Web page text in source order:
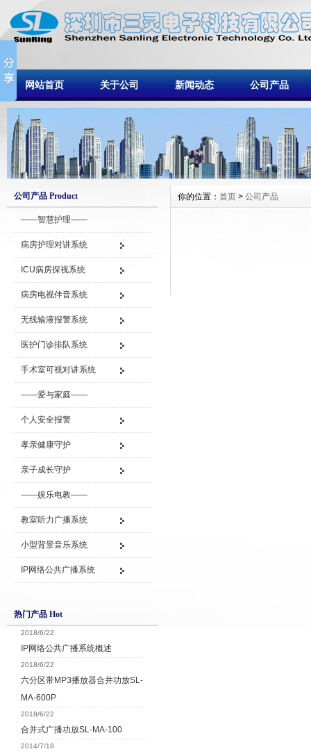
网站首页 关于公司 新闻动态 公司产品
公司产品 Product
——智慧护理——
病房护理对讲系统
ICU病房探视系统
病房电视伴音系统
无线输液报警系统
医护门诊排队系统
手术室可视对讲系统
——爱与家庭——
个人安全报警
孝亲健康守护
亲子成长守护
——娱乐电教——
教室听力广播系统
小型背景音乐系统
IP网络公共广播系统
热门产品 Hot
2018/6/22
IP网络公共广播系统概述
2018/6/22
六分区带MP3播放器合并功放SL-
MA-600P
2018/6/22
合并式广播功放SL-MA-100
2014/7/18
你的位置： 首页 > 公司产品